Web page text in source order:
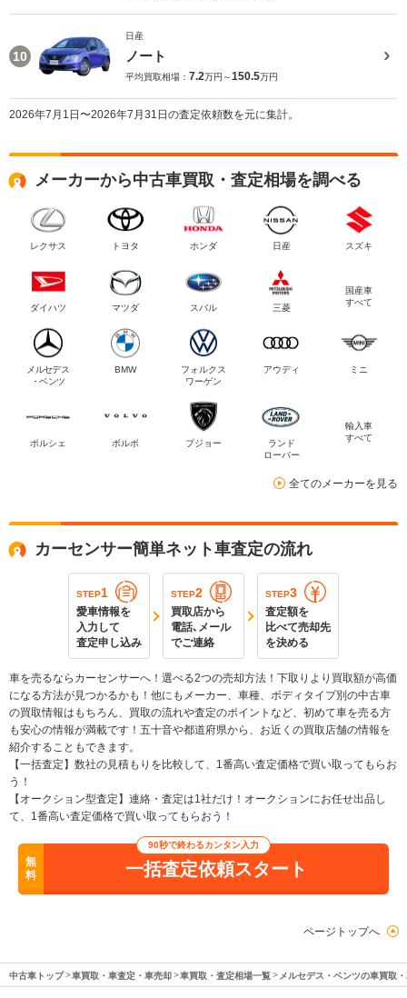
10
日産
ノート
平均買取相場： 7.2万円～150.5万円
2026年7月1日〜2026年7月31日の査定依頼数を元に集計。
メーカーから中古車買取・査定相場を調べる
レクサス トヨタ ホンダ 日産 スズキ
ダイハツ マツダ スバル 三菱
国産車
すべて
メルセデス
・ベンツ
BMW
フォルクス
ワーゲン
アウディ ミニ
ポルシェ ボルボ プジョー
ランド
ローバー
輸入車
すべて
全てのメーカーを見る
カーセンサー簡単ネット車査定の流れ
STEP1
愛車情報を
入力して
査定申し込み
STEP2
買取店から
電話､メール
でご連絡
STEP3
査定額を
比べて売却先
を決める
車を売るならカーセンサーへ！選べる2つの売却方法！下取りより買取額が高価
になる方法が見つかるかも！他にもメーカー、車種、ボディタイプ別の中古車
の買取情報はもちろん、買取の流れや査定のポイントなど、初めて車を売る方
も安心の情報が満載です！五十音や都道府県から、お近くの買取店舗の情報を
紹介することもできます。
【一括査定】数社の見積もりを比較して、1番高い査定価格で買い取ってもらお
う！
【オークション型査定】連絡・査定は1社だけ！オークションにお任せ出品し
て、1番高い査定価格で買い取ってもらおう！
無
料
90秒で終わるカンタン入力
一括査定依頼スタート
ページトップへ
中古車トップ 車買取・車査定・車売却 車買取・査定相場一覧 メルセデス・ベンツの車買取